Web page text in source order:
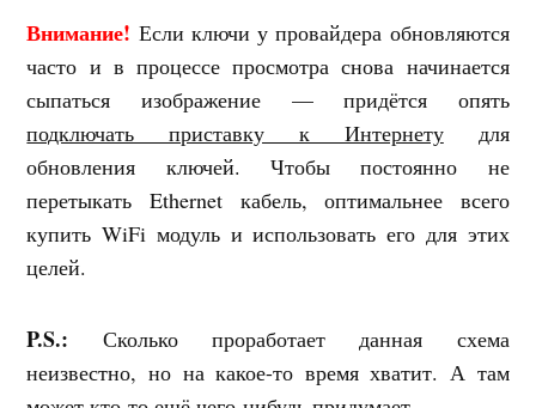
Внимание! Если ключи у провайдера обновляются
часто и в процессе просмотра снова начинается
сыпаться изображение — придётся опять
подключать приставку к Интернетудля
обновления ключей. Чтобы постоянно не
перетыкать Ethernet кабель, оптимальнее всего
купить WiFi модуль и использовать его для этих
целей.
P.S.: Сколько проработает данная схема
неизвестно, но на какое-то время хватит. А там